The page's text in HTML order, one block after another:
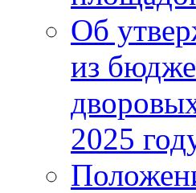
Об
из
2025